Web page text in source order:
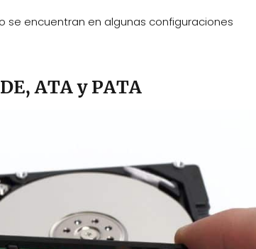
se encuentran en algunas configuraciones
ATA y PATA